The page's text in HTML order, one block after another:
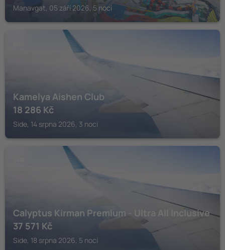
Manavgat, 05 září 2026, 5 nocí
Kamelya Aishen Club
18 286 Kč
Side, 14 srpna 2026, 3 noci
Calyptus Kirman Premium - Ultra All Inclusive
37 571 Kč
Side, 18 srpna 2026, 5 nocí